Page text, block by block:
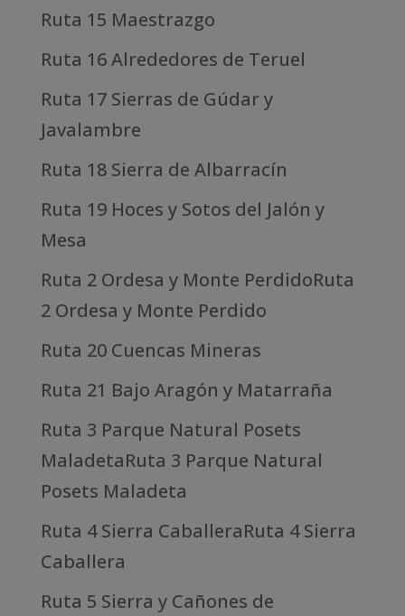
Ruta 15 Maestrazgo
Ruta 16 Alrededores de Teruel
Ruta 17 Sierras de Gúdar y
Javalambre
Ruta 18 Sierra de Albarracín
Ruta 19 Hoces y Sotos del Jalón y
Mesa
Ruta 2 Ordesa y Monte PerdidoRuta
2 Ordesa y Monte Perdido
Ruta 20 Cuencas Mineras
Ruta 21 Bajo Aragón y Matarraña
Ruta 3 Parque Natural Posets
MaladetaRuta 3 Parque Natural
Posets Maladeta
Ruta 4 Sierra CaballeraRuta 4 Sierra
Caballera
Ruta 5 Sierra y Cañones de